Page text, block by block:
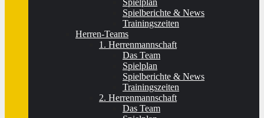
Spielplan
Spielberichte & News
Trainingszeiten
Herren-Teams
1. Herrenmannschaft
Das Team
Spielplan
Spielberichte & News
Trainingszeiten
2. Herrenmannschaft
Das Team